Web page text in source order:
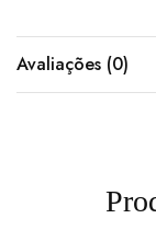
Avaliações (0)